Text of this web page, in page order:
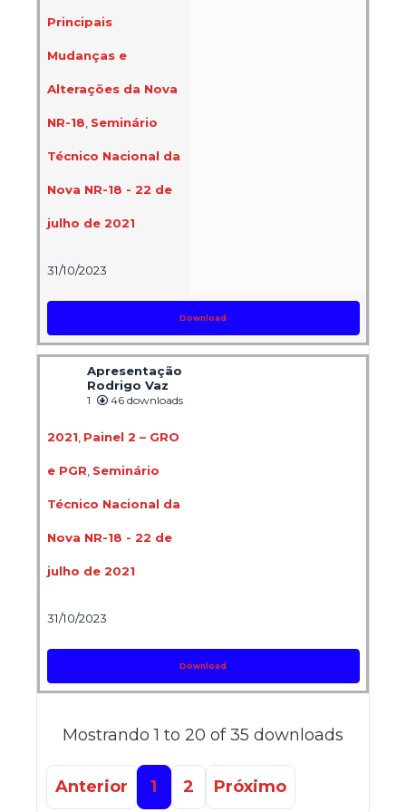
Principais
Mudanças e
Alterações da Nova
NR-18 Seminário
Técnico Nacional da
Nova NR-18 - 22 de
julho de 2021
31/10/2023
Download
Apresentação
Rodrigo Vaz
1 46 downloads
2021, Painel 2 – GRO
e PGR Seminário
Técnico Nacional da
Nova NR-18 - 22 de
julho de 2021
31/10/2023
Download
Mostrando 1 to 20 of 35 downloads
Anterior 1 2 Próximo